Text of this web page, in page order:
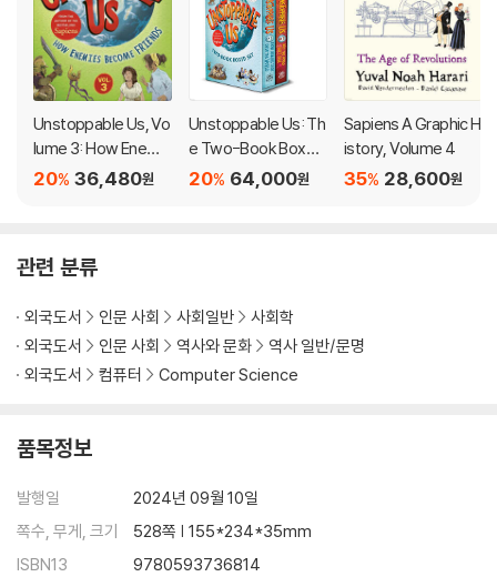
how different societies and political systems throughout hist
ory have wielded information to achieve their goals, for good
and ill. And he addresses the urgent choices we face as non-h
uman intelligence threatens our very existence.
Information is not the raw material of truth; neither is it a mere
weapon. Nexus explores the hopeful middle ground between
Unstoppable Us, Vo
lume 3: How Enemi
es Become Friends
36,480원
20%
Unstoppable Us: Th
e Two-Book Boxed
Set: How Humans T
64,000원
20%
Sapiens A Graphic H
istory, Volume 4
28,600원
35%
관련 분류
외국도서 인문 사회 사회일반
사회학
외국도서
인문 사회 역사와 문화
역사 일반/문명
외국도서
컴퓨터 Computer Science
품목정보
발행일
2024년 09월 10일
쪽수, 무게, 크기
528쪽 | 155*234*35mm
ISBN13
9780593736814